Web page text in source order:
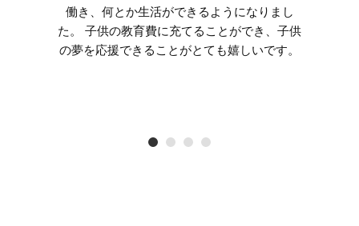
働き、何とか生活ができるようになりまし
た。 子供の教育費に充てることができ、子供
の夢を応援できることがとても嬉しいです。